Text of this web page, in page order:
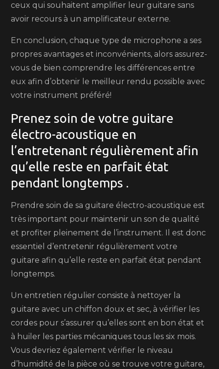
ceux qui souhaitent amplifier leur guitare sans
avoir recours à un amplificateur externe.
En conclusion, chaque type de microphone a ses
propres avantages et inconvénients, alors assurez-
vous de bien comprendre les différences entre
eux afin d’obtenir le meilleur rendu possible avec
votre instrument préféré!
Prenez soin de votre guitare
électro-acoustique en
l’entretenant régulièrement afin
qu’elle reste en parfait état
pendant longtemps .
Prendre soin de sa guitare électro-acoustique est
très important pour maintenir un son de qualité
et profiter pleinement de l’instrument. Il est donc
essentiel d’entretenir régulièrement votre
guitare afin qu’elle reste en parfait état pendant
longtemps.
Un entretien régulier consiste à nettoyer la
guitare avec un chiffon doux et sec, à vérifier les
cordes pour s’assurer qu’elles sont en bon état et
à huiler les parties mécaniques tous les six mois.
Vous devriez également vérifier le niveau
d’humidité de la pièce où se trouve votre guitare,